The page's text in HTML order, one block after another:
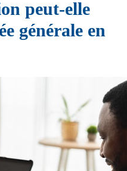
peut-elle
générale en